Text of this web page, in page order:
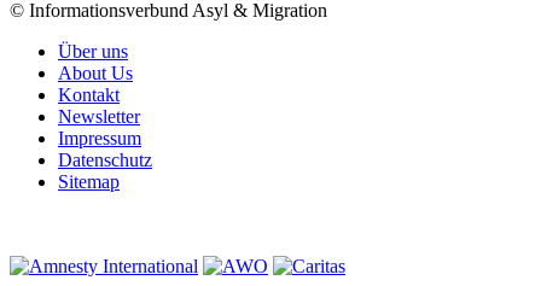
© Informationsverbund Asyl & Migration
Über uns
About Us
Kontakt
Newsletter
Impressum
Datenschutz
Sitemap